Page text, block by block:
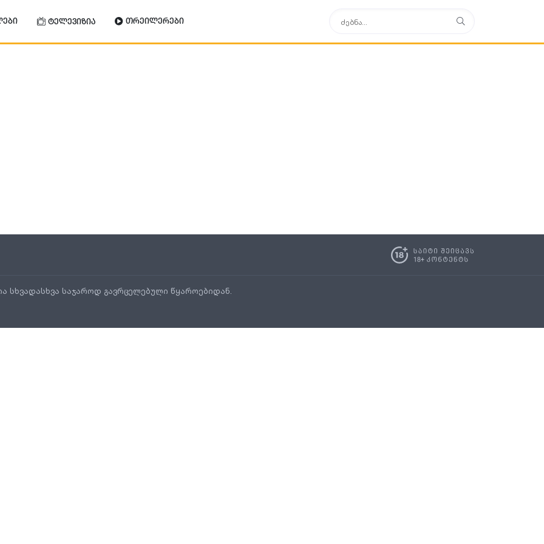
ტელევიზია თრეილერები
სხვადასხვა საჯაროდ გავრცელებული წყაროებიდან.